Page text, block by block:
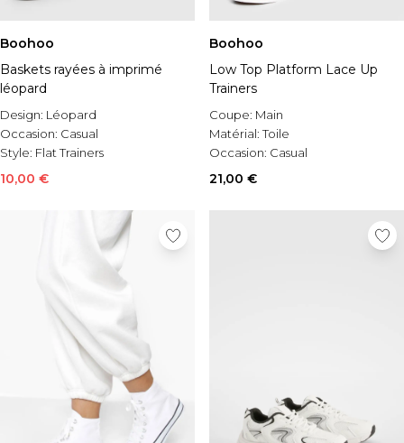
Boohoo
Baskets rayées à imprimé
léopard
Design: Léopard
Occasion: Casual
Style: Flat Trainers
10,00 €
Boohoo
Low Top Platform Lace Up
Trainers
Coupe: Main
Matérial:Toile
Occasion: Casual
21,00 €